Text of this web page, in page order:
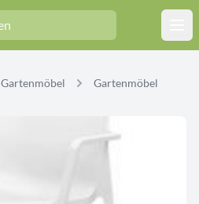
Gartenmöbel Gartenmöbel